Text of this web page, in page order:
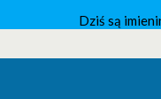
Dziś są